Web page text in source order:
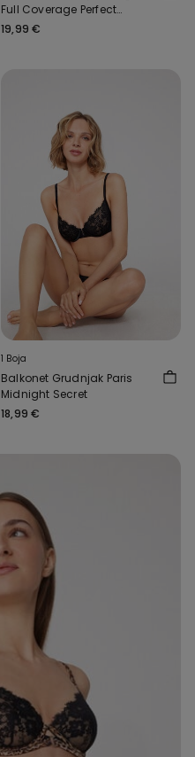
Full Coverage Perfect
Harmony
19,99 €
1 Boja
Balkonet Grudnjak Paris
Midnight Secret
18,99 €